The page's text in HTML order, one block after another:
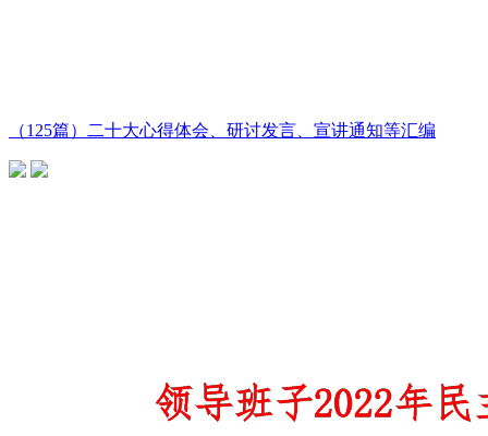
（125篇）二十大心得体会、研讨发言、宣讲通知等汇编